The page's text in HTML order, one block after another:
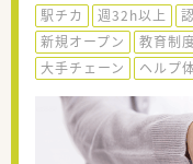
駅チカ 週32h以上
新規オープン
教育制
大手チェーン
ヘルプ